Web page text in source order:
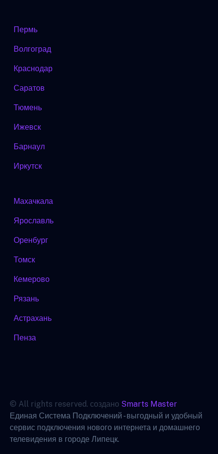
Пермь
Волгоград
Краснодар
Саратов
Тюмень
Ижевск
Барнаул
Иркутск
Махачкала
Ярославль
Оренбург
Томск
Кемерово
Рязань
Астрахань
Пенза
© All rights reserved. создано Smarts Master
Единая Система Подключений - выгодный и удобный
сервис подключения нового интернета и домашнего
телевидения в городе Липецк.